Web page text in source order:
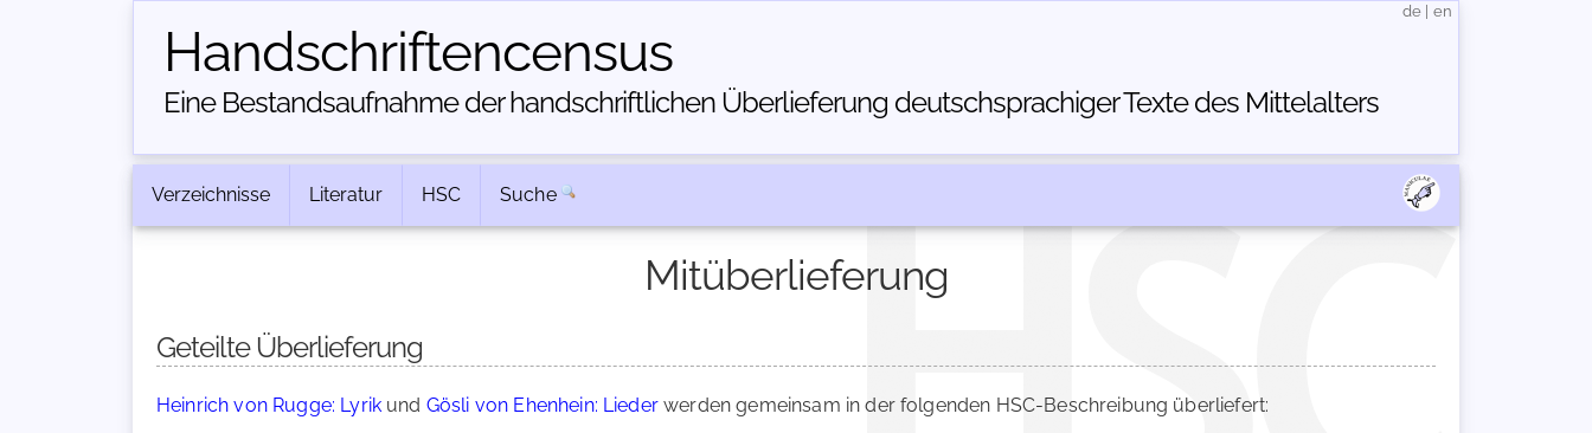
Handschriften­census
Eine Bestandsaufnahme der handschriftlichen Über­lieferung deutschsprachiger Texte des Mittelalters
de en
Verzeichnisse Literatur HSC Suche
Mitüberlieferung
Geteilte Überlieferung
Heinrich von Rugge: Lyrik und Gösli von Ehenhein: Liederwerden gemeinsam in der folgenden HSC-Beschreibung überliefert: